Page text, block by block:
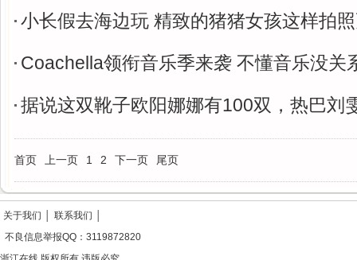
小长假去海边玩 精致的猪猪女孩这样拍
Coachella领衔音乐季来袭 不懂音乐没关
据说这双靴子欧阳娜娜有100双，热巴刘
首页 上一页 1 2 下一页 尾页
关于我们 联系我们
不良信息举报QQ：3119872820